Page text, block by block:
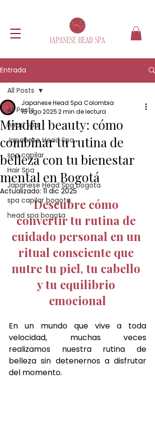
Entrada
All Posts
head spa
Japanese Head Spa
spa capilar
Hair Spa
Japanese Head Spa bogota
spa capilar bogota
head spa bogota
All Posts
Mindful beauty: cómo
combinar tu rutina de
belleza con tu bienestar
mental en Bogotá
Japanese Head Spa Colombia
15 ago 20252 min de lectura
Actualizado:11 dic 2025
Descubre cómo
convertir tu rutina de
cuidado personal en un
ritual consciente que
nutre tu piel, tu cabello
y tu equilibrio
emocional
En un mundo que vive a toda
velocidad, muchas veces
realizamos nuestra rutina de
belleza sin detenernos a disfrutar
del momento.